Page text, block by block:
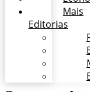
Mais
Editorias